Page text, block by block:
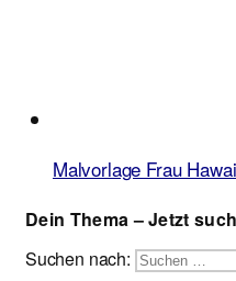
Malvorlage Frau
Dein Thema – Jetzt
Suchen nach: